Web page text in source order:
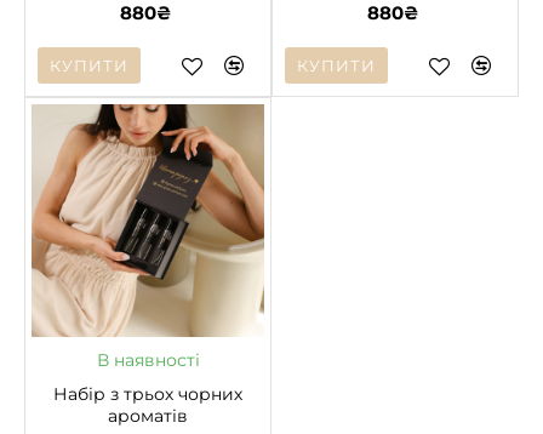
880₴
КУПИТИ
880₴
КУПИТИ
В наявності
Набір з трьох чорних
ароматів